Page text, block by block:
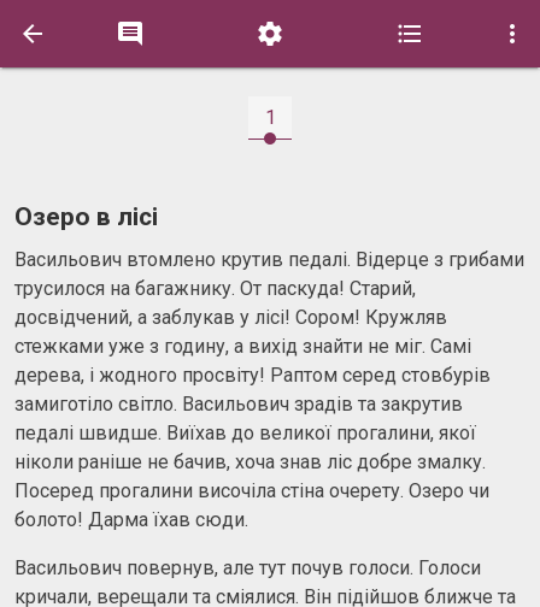
    
1
Озеро в лісі
Васильович втомлено крутив педалі. Відерце з грибами
трусилося на багажнику. От паскуда! Старий,
досвідчений, а заблукав у лісі! Сором! Кружляв
стежками уже з годину, а вихід знайти не міг. Самі
дерева, і жодного просвіту! Раптом серед стовбурів
замиготіло світло. Васильович зрадів та закрутив
педалі швидше. Виїхав до великої прогалини, якої
ніколи раніше не бачив, хоча знав ліс добре змалку.
Посеред прогалини височіла стіна очерету. Озеро чи
болото! Дарма їхав сюди.
Васильович повернув, але тут почув голоси. Голоси
кричали, верещали та сміялися. Він підійшов ближче та